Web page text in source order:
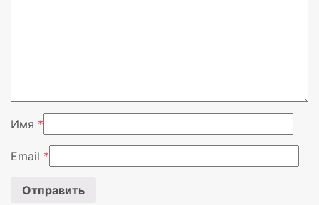
Имя *
Email *